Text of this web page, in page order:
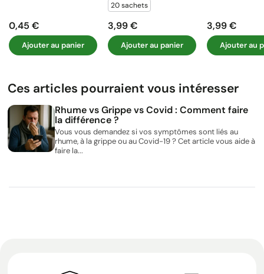
Prix
0,45 €
Ajouter au panier
20 sachets
Prix
3,99 €
Ajouter au panier
Prix
3,99 €
Ajouter au
Ces articles pourraient vous intéresser
Rhume vs Grippe vs Covid : Comment faire
la différence ?
Vous vous demandez si vos symptômes sont liés au
rhume, à la grippe ou au Covid-19 ? Cet article vous aide à
faire la...